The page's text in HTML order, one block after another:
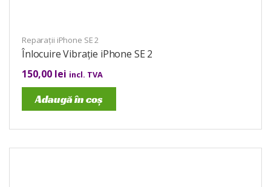
Reparații iPhone SE 2
Înlocuire Vibrație iPhone SE 2
150,00 lei incl. TVA
Adaugă în coș